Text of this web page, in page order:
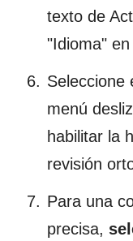
texto de
"Idioma"
Seleccione
menú
habilitar la
revisión
Para una
precisa,